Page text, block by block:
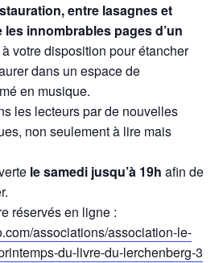
entre lasagnes et
innombrables pages d’un
votre disposition pour étancher
dans un espace de
en musique.
les lecteurs par de nouvelles
non seulement à lire mais
lesamedi jusqu’à 19h afin de
réservés en ligne :
associations/association-le-
du-livre-du-lerchenberg-3